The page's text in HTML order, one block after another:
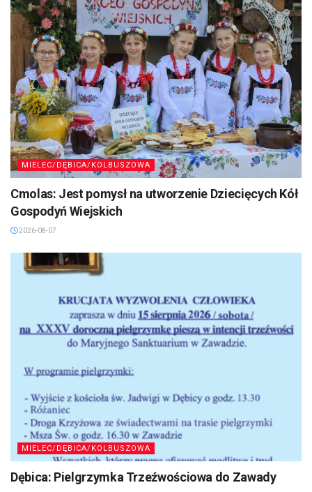
MIELEC/DĘBICA/KOLBUSZOWA
Cmolas: Jest pomysł na utworzenie Dziecięcych Kół
Gospodyń Wiejskich
2026-08-07
MIELEC/DĘBICA/KOLBUSZOWA
Dębica: Pielgrzymka Trzeźwościowa do Zawady